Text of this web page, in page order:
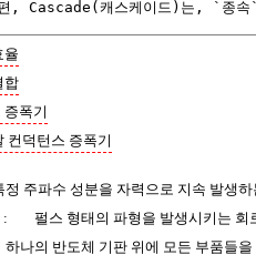
, Cascade(캐스케이드)는, `종속
율
합
증폭기
컨덕턴스 증폭기
정 주파수 성분을 자력으로 지속 발생
:
펄스 형태의 파형을 발생시키는 회
하나의 반도체 기판 위에 모든 부품들